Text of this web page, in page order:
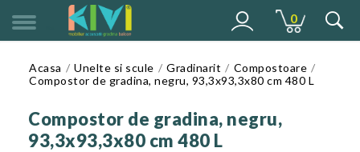
0
Acasa Unelte si scule Gradinarit
Compostoare
Compostor de gradina, negru, 93,3x93,3x80 cm 480 L
Compostor de gradina, negru,
93,3x93,3x80 cm 480 L